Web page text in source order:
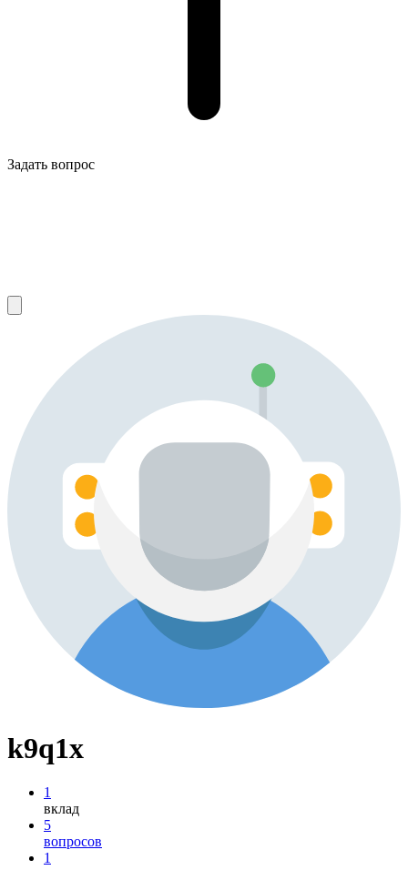
Задать вопрос
k9q1x
1
вклад
5
вопросов
1